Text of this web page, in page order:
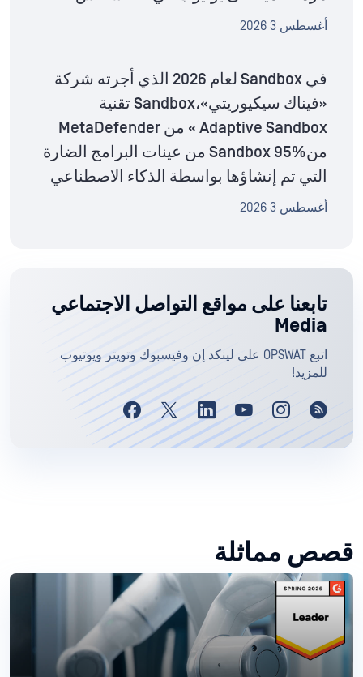
أغسطس 3 2026
في Sandbox لعام 2026 الذي أجرته شركة
«فيناك سيكيوريتي»،Sandbox تقنية
Adaptive Sandbox » من MetaDefender
منSandbox 95% من عينات البرامج الضارة
التي تم إنشاؤها بواسطة الذكاء الاصطناعي
أغسطس 3 2026
تابعنا على مواقع التواصل الاجتماعي
Media
اتبع OPSWAT على لينكد إن وفيسبوك وتويتر ويوتيوب
للمزيد!
قصص مماثلة